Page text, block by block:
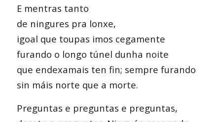
E mentras tanto
de ningures pra lonxe,
igoal que toupas imos cegamente
furando o longo túnel dunha noite
que endexamais ten fin; sempre furando
sin máis norte que a morte.
Preguntas e preguntas e preguntas,